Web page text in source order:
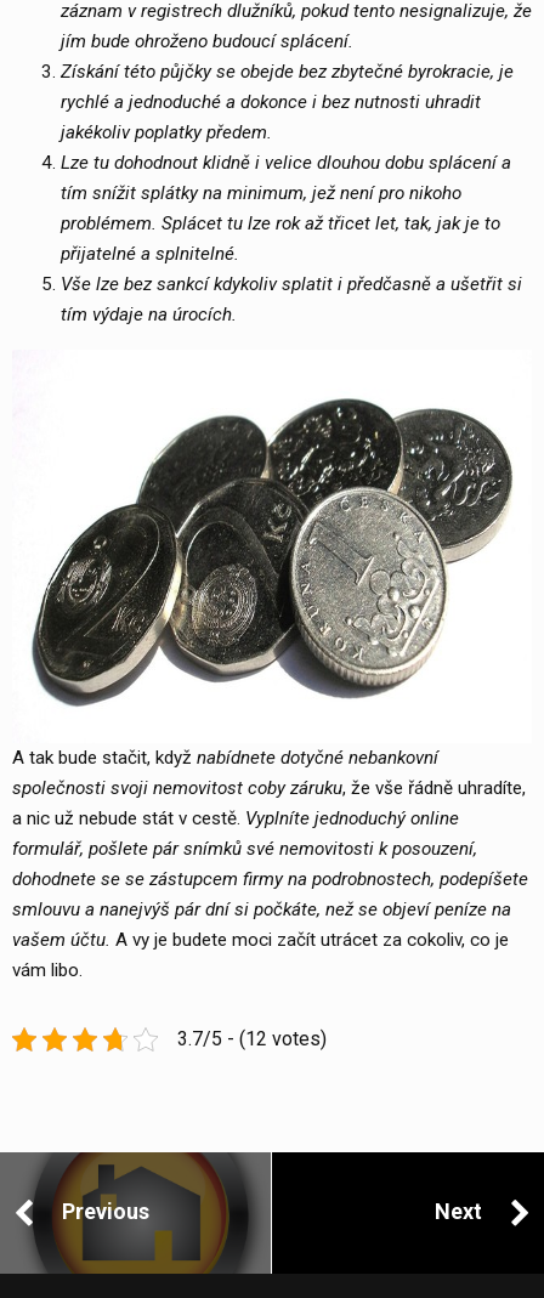
záznam v registrech dlužníků, pokud tento nesignalizuje, že
jím bude ohroženo budoucí splácení.
Získání této půjčky se obejde bez zbytečné byrokracie, je
rychlé a jednoduché a dokonce i bez nutnosti uhradit
jakékoliv poplatky předem.
Lze tu dohodnout klidně i velice dlouhou dobu splácení a
tím snížit splátky na minimum, jež není pro nikoho
problémem. Splácet tu lze rok až třicet let, tak, jak je to
přijatelné a splnitelné.
Vše lze bez sankcí kdykoliv splatit i předčasně a ušetřit si
tím výdaje na úrocích.
A tak bude stačit, když nabídnete dotyčné nebankovní
společnosti svoji nemovitost coby záruku, že vše řádně uhradíte,
a nic už nebude stát v cestě. Vyplníte jednoduchý online
formulář, pošlete pár snímků své nemovitosti k posouzení,
dohodnete se se zástupcem firmy na podrobnostech, podepíšete
smlouvu a nanejvýš pár dní si počkáte, než se objeví peníze na
vašem účtu. A vy je budete moci začít utrácet za cokoliv, co je
vám libo.
3.7/5 - (12 votes)
navigation
Previous Next